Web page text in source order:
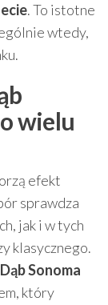
. To istotne
wtedy,
wielu
efekt
sprawdza
jak i w tych
klasycznego.
Sonoma
który